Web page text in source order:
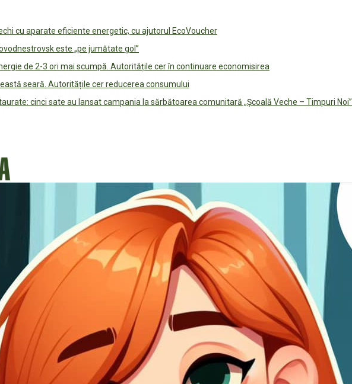
cu aparate eficiente energetic, cu ajutorul EcoVoucher
este „pe jumătate gol”
de 2-3 ori mai scumpă. Autoritățile cer în continuare economisirea
seară. Autoritățile cer reducerea consumului
cinci sate au lansat campania la sărbătoarea comunitară „Școală Veche – Timpuri Noi”